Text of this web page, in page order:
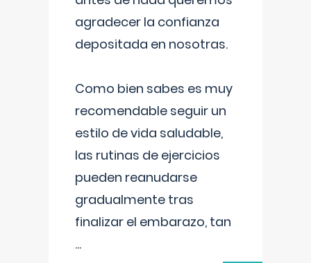
agradecer la confianza
depositada en nosotras.
Como bien sabes es muy
recomendable seguir un
estilo de vida saludable,
las rutinas de ejercicios
pueden reanudarse
gradualmente tras
finalizar el embarazo, tan
...